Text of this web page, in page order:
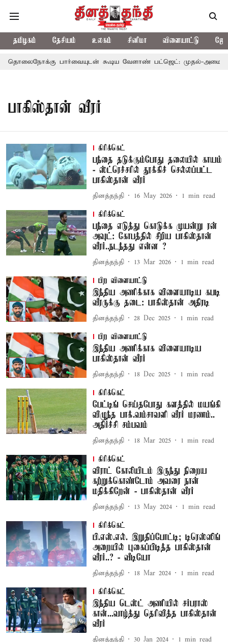
தமிழகம் தேசியம் உலகம் சினிமா விளையாட்டு
தொலைநோக்கு பார்வையுடன் கூடிய வேளாண் பட்ஜெட்: முதல்-அமைச்சர்
பாகிஸ்தான் வீரர்
கிரிக்கெட்
பந்தை தடுக்கும்போது தலையில் காயம்
- ஸ்ட்ரெச்சரில் தூக்கிச் செல்லப்பட்ட
பாகிஸ்தான் வீரர்
தினத்தந்தி 16 May 2026 1 min read
கிரிக்கெட்
பந்தை எடுத்து கொடுக்க முயன்று ரன்
அவுட்: கோபத்தில் சீறிய பாகிஸ்தான்
வீரர்..நடந்தது என்ன ?
தினத்தந்தி 13 Mar 2026 1 min read
பிற விளையாட்டு
இந்திய அணிக்காக விளையாடிய கபடி
வீரருக்கு தடை: பாகிஸ்தான் அதிரடி
தினத்தந்தி 28 Dec 2025 1 min read
பிற விளையாட்டு
இந்திய அணிக்காக விளையாடிய
பாகிஸ்தான் வீரர்
தினத்தந்தி 18 Dec 2025 1 min read
கிரிக்கெட்
பேட்டிங் செய்தபோது களத்தில் மயங்கி
விழுந்த பாக்.வம்சாவளி வீரர் மரணம்..
அதிர்ச்சி சம்பவம்
தினத்தந்தி 18 Mar 2025 1 min read
கிரிக்கெட்
விராட் கோலியிடம் இருந்து நிறைய
கற்றுக்கொண்டோம் அவரை நான்
மதிக்கிறேன் - பாகிஸ்தான் வீரர்
தினத்தந்தி 13 May 2024 1 min read
கிரிக்கெட்
பி.எஸ்.எல். இறுதிப்போட்டி; டிரெஸ்ஸிங்
அறையில் புகைப்பிடித்த பாகிஸ்தான்
வீரர்..? - வீடியோ
தினத்தந்தி 18 Mar 2024 1 min read
கிரிக்கெட்
இந்திய டெஸ்ட் அணியில் சர்பராஸ்
கான்...வாழ்த்து தெரிவித்த பாகிஸ்தான்
வீரர்
தினத்தந்தி 30 Jan 2024 1 min read